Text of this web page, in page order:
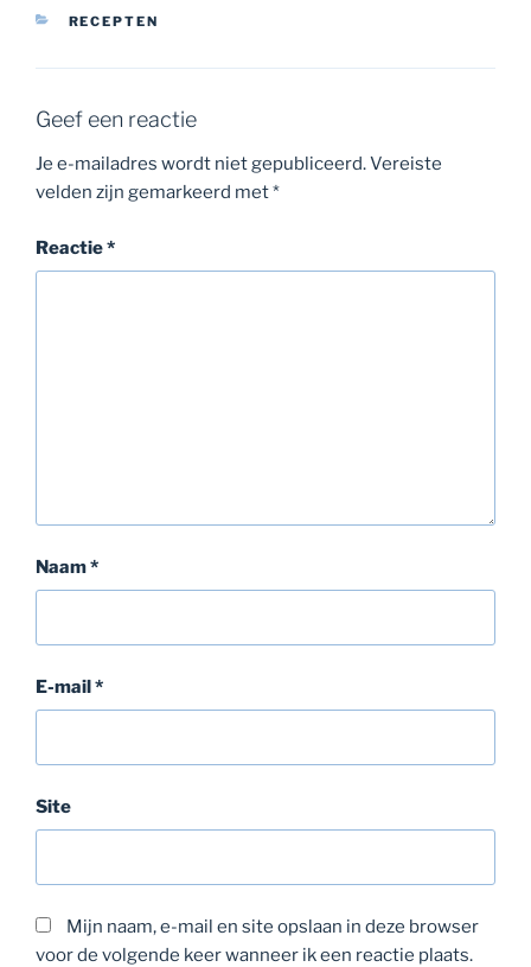
CATEGORIEËN
RECEPTEN
Geef een reactie
Je e-mailadres wordt niet gepubliceerd.Vereiste
velden zijn gemarkeerd met*
Reactie*
Naam*
E-mail*
Site
Mijn naam, e-mail en site opslaan in deze browser
voor de volgende keer wanneer ik een reactie plaats.